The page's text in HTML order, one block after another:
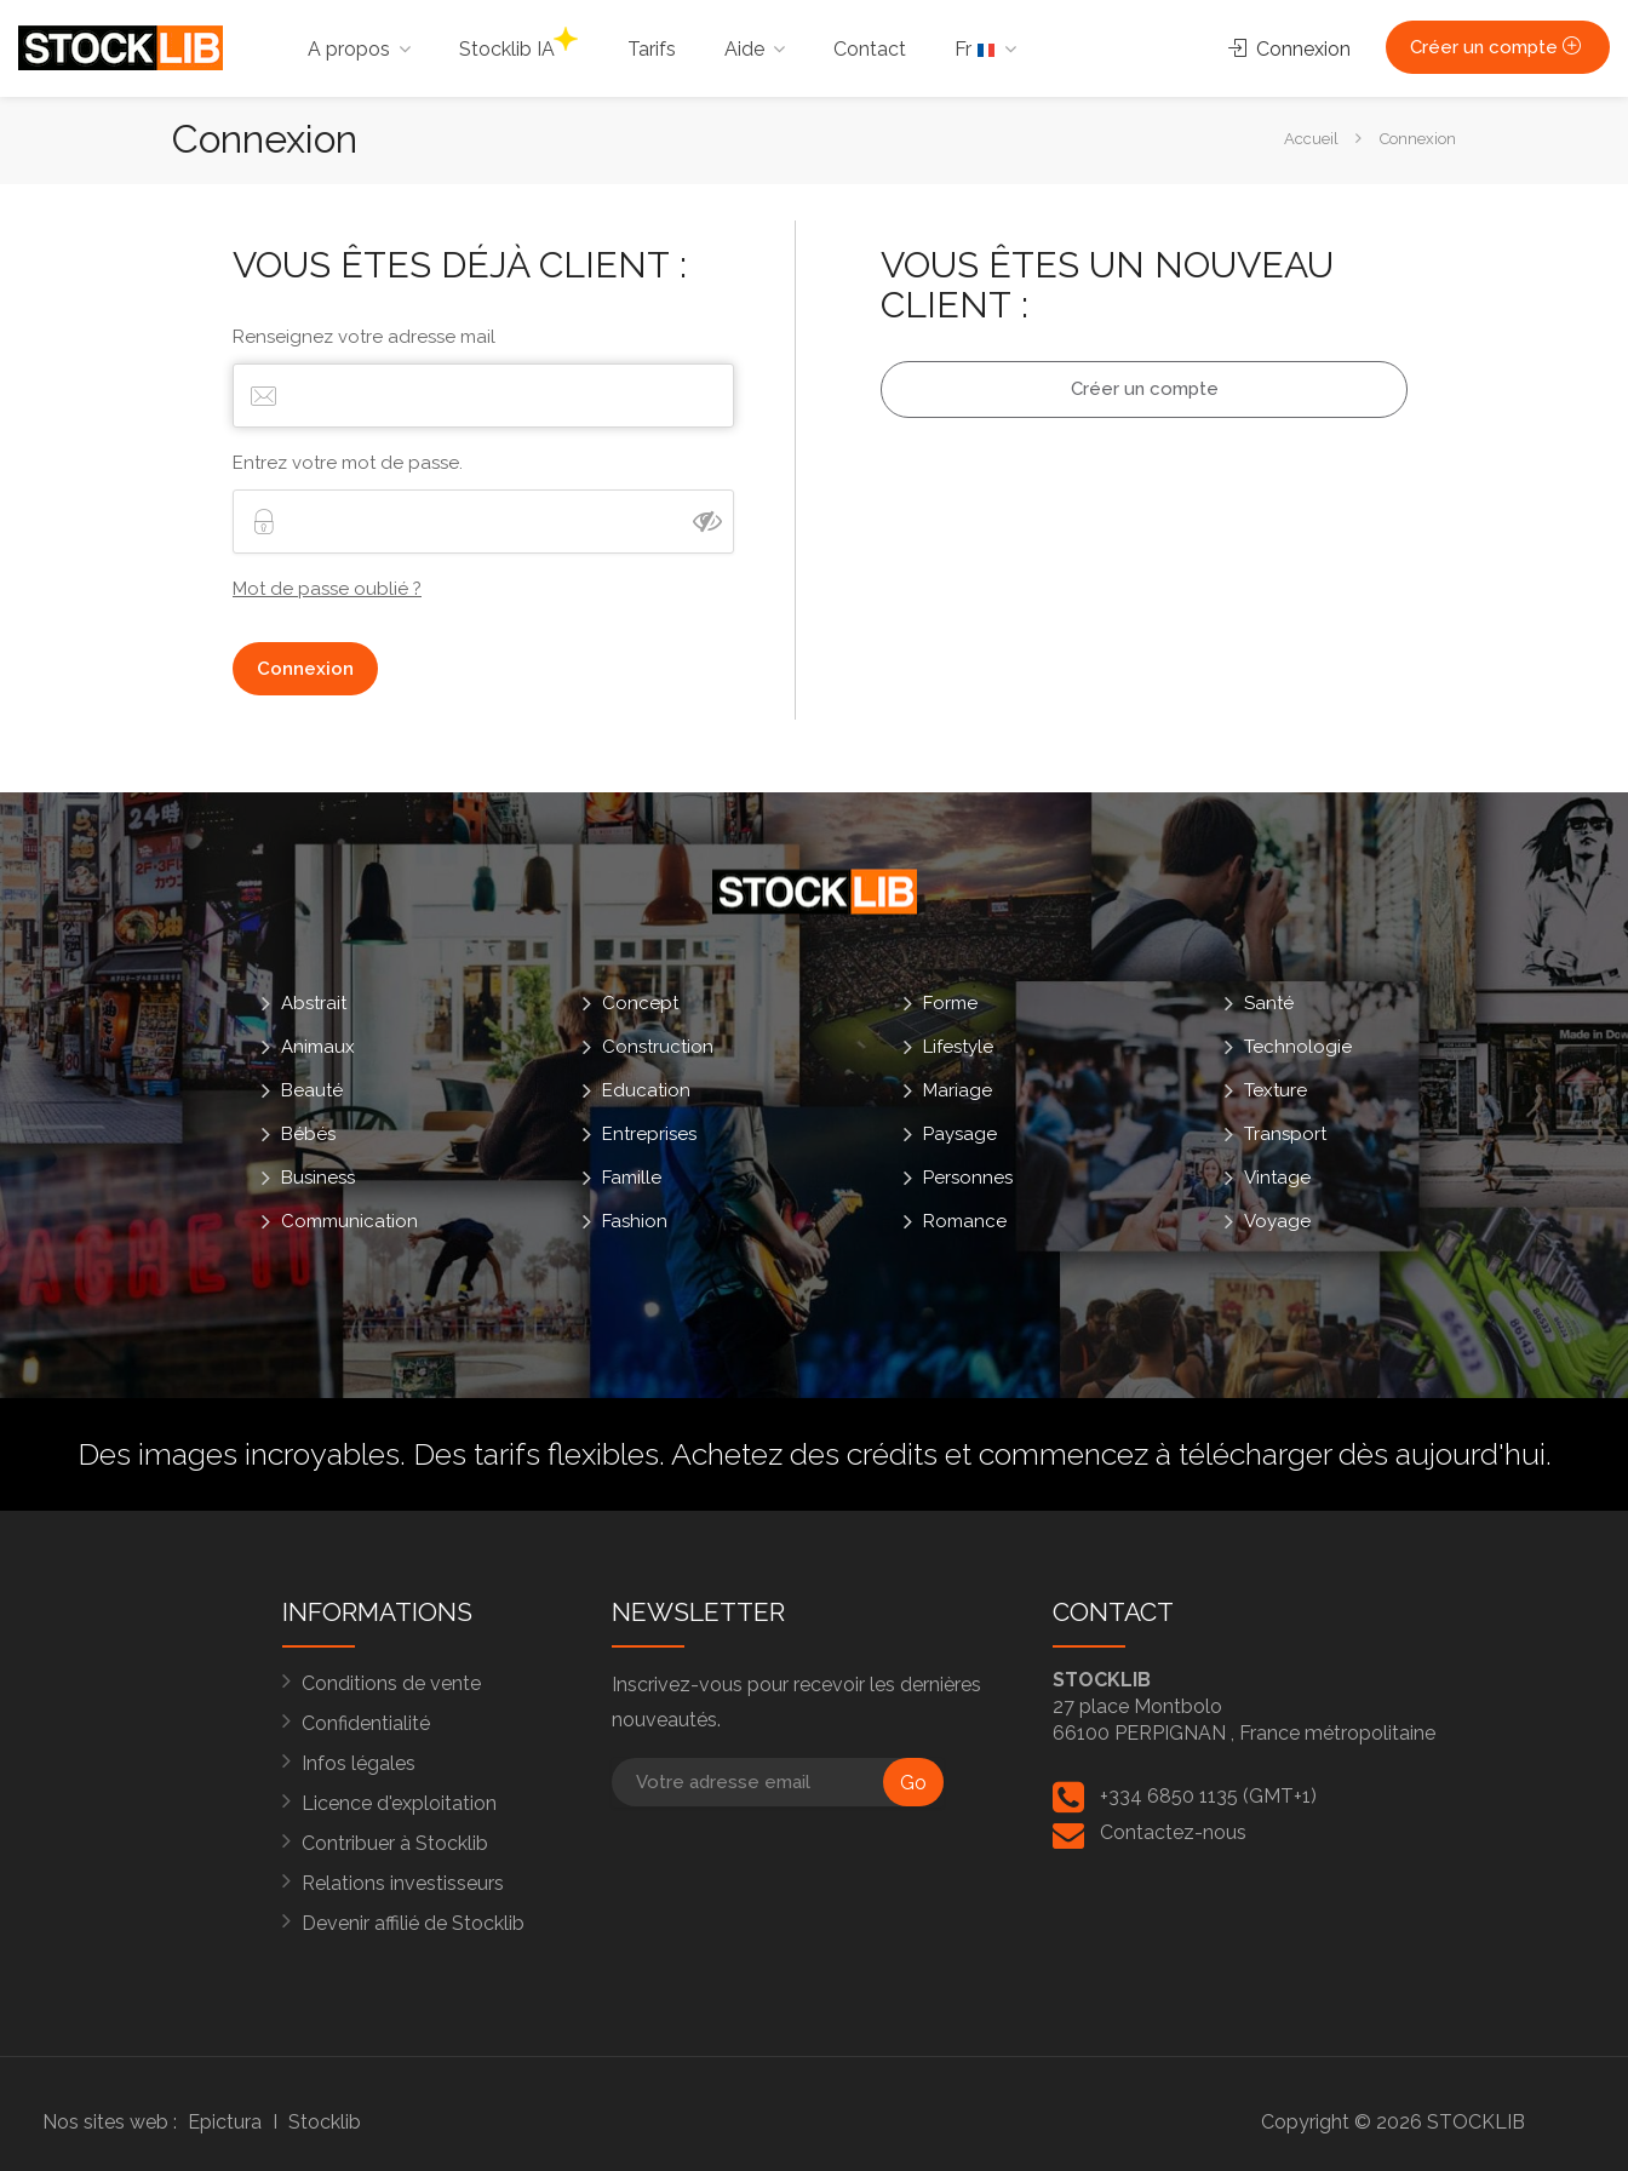
A propos Stocklib IA Tarifs Aide Contact Fr Connexion Créer un compte
Connexion
VousAccueil Connexion
VOUS ÊTES DÉJÀ CLIENT :
Renseignez votre adresse mail
Entrez votre mot de passe.
Mot de passe oublié ?
Connexion
VOUS ÊTES UN NOUVEAU
CLIENT :
Créer un compte
Abstrait
Animaux
Beauté
Bébés
Business
Communication
Concept
Construction
Education
Entreprises
Famille
Fashion
Forme
Lifestyle
Mariage
Paysage
Personnes
Romance
Santé
Technologie
Texture
Transport
Vintage
Voyage
Des images incroyables. Des tarifs flexibles. Achetez des crédits et commencez à télécharger dès aujourd'hui.
INFORMATIONS
Conditions de vente
Confidentialité
Infos légales
Licence d'exploitation
Contribuer à Stocklib
Relations investisseurs
Devenir affilié de Stocklib
NEWSLETTER
Inscrivez-vous pour recevoir les dernières
nouveautés.
Go
CONTACT
STOCKLIB
27 place Montbolo
66100 PERPIGNAN , France métropolitaine
+334 6850 1135 (GMT+1)
Contactez-nous
Nos sites web : Epictura I Stocklib Copyright © 2026 STOCKLIB